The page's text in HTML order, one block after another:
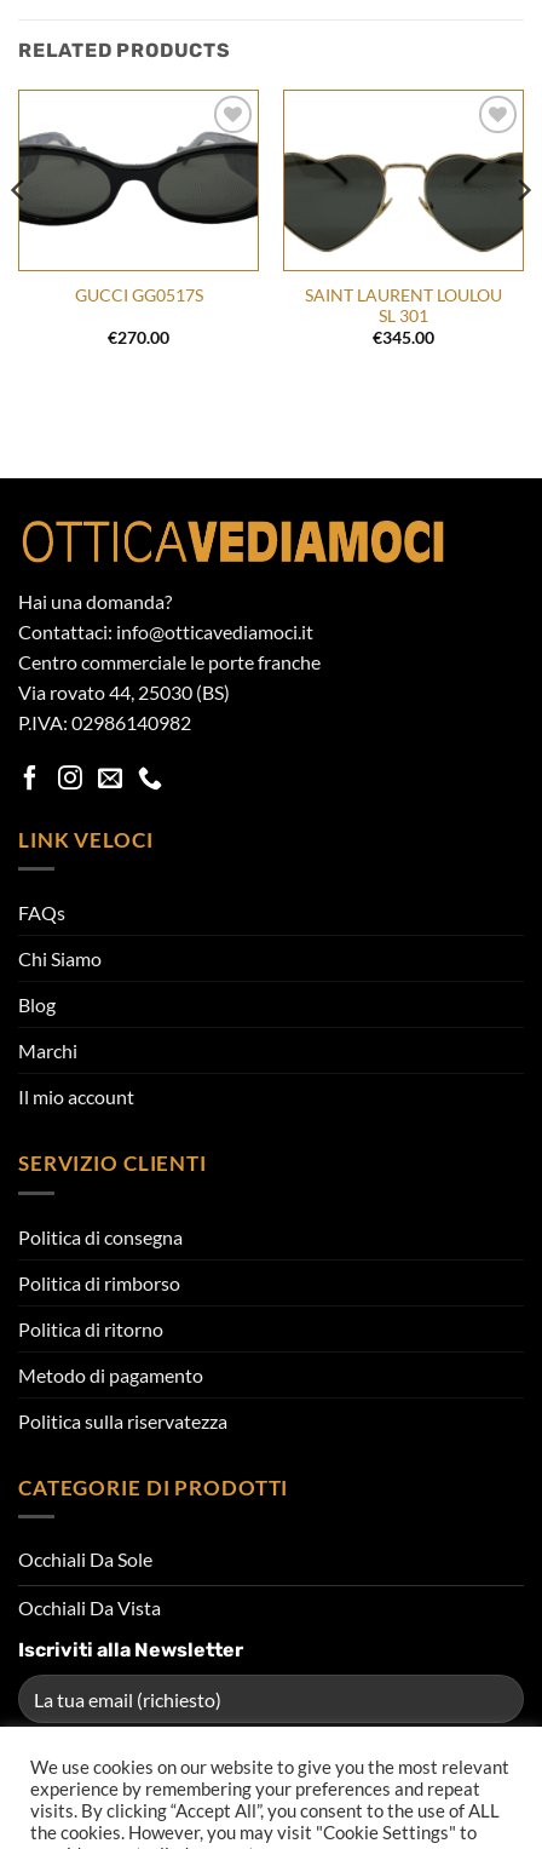
RELATED PRODUCTS
Add to
wishlist
GUCCI GG0517S
€270.00
Add to
wishlist
SAINT LAURENT LOULOU
SL 301
€345.00
Hai una domanda?
Contattaci: info@otticavediamoci.it
Centro commerciale le porte franche
Via rovato 44, 25030 (BS)
P.IVA: 02986140982
LINK VELOCI
FAQs
Chi Siamo
Blog
Marchi
Il mio account
SERVIZIO CLIENTI
Politica di consegna
Politica di rimborso
Politica di ritorno
Metodo di pagamento
Politica sulla riservatezza
CATEGORIE DI PRODOTTI
Occhiali Da Sole
Occhiali Da Vista
Iscriviti alla Newsletter
We use cookies on our website to give you the most relevant
experience by remembering your preferences and repeat
visits. By clicking “Accept All”, you consent to the use of ALL
the cookies. However, you may visit "Cookie Settings" to